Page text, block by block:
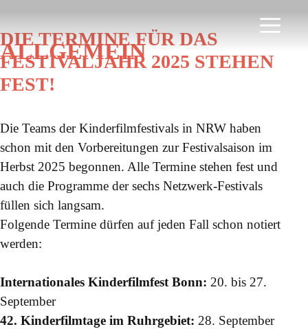
springen
ALLGEMEIN
DIE TERMINE FÜR DAS
FESTIVALJAHR 2025 STEHEN
FEST!
Die Teams der Kinderfilmfestivals in NRW haben
schon mit den Vorbereitungen zur Festivalsaison im
Herbst 2025 begonnen. Alle Termine stehen fest und
auch die Programme der sechs Netzwerk-Festivals
füllen sich langsam.
Folgende Termine dürfen auf jeden Fall schon notiert
werden:
Internationales Kinderfilmfest Bonn: 20. bis 27.
September
42. Kinderfilmtage im Ruhrgebiet: 28. September